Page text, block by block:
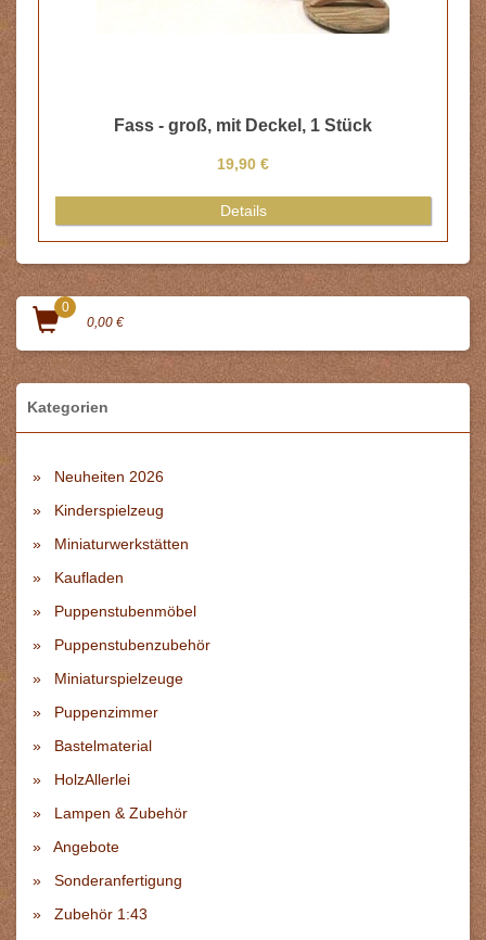
Fass - groß, mit Deckel, 1 Stück
19,90 €
Details
0
0,00 €
Kategorien
Neuheiten 2026
Kinderspielzeug
Miniaturwerkstätten
Kaufladen
Puppenstubenmöbel
Puppenstubenzubehör
Miniaturspielzeuge
Puppenzimmer
Bastelmaterial
HolzAllerlei
Lampen & Zubehör
Angebote
Sonderanfertigung
Zubehör 1:43